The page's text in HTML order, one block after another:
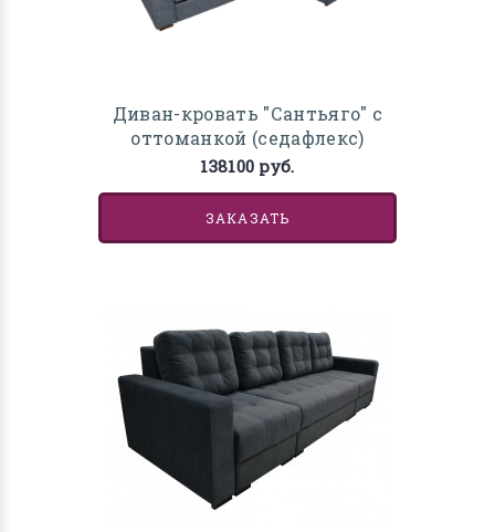
Диван-кровать "Сантьяго" с
оттоманкой (седафлекс)
138100 руб.
ЗАКАЗАТЬ